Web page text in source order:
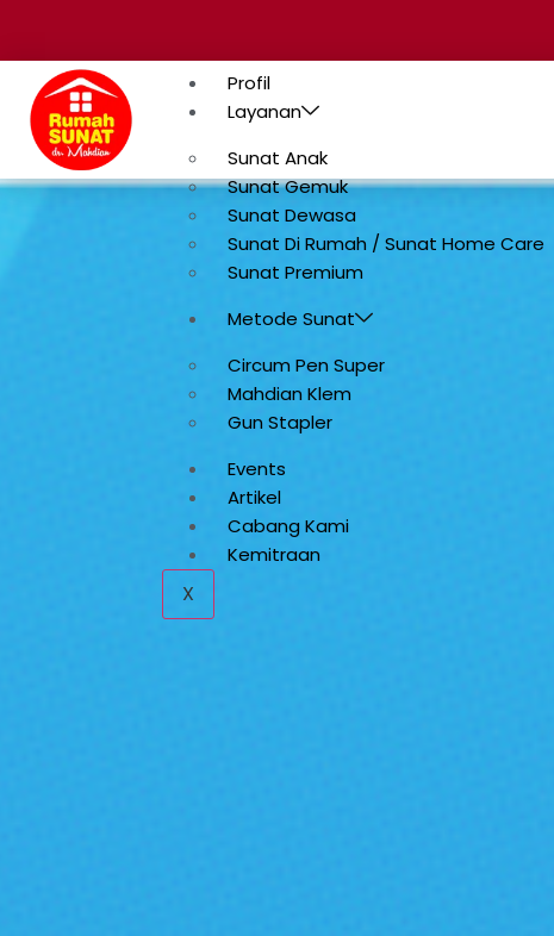
Profil
Layanan
Sunat Anak
Sunat Gemuk
Sunat Dewasa
Sunat Di Rumah / Sunat Home Care
Sunat Premium
Metode Sunat
Circum Pen Super
Mahdian Klem
Gun Stapler
Events
Artikel
Cabang Kami
Kemitraan
X